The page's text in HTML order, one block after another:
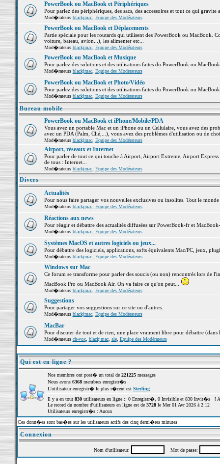
PowerBook ou MacBook et Périphériques
Pour parlez des périphériques, des sacs, des accessoires et tout ce qui
Mod�rateurs blackjmac, Equipe des Modérateurs
PowerBook ou MacBook et Déplacements
Partie spéciale pour les routards qui utilisent des PowerBook ou MacBook.
voiture, bateau, avion...), les alimenter etc...
Mod�rateurs blackjmac, Equipe des Modérateurs
PowerBook ou MacBook et Musique
Pour parlez des solutions et des utilisations faites du PowerBook ou
Mod�rateurs blackjmac, Equipe des Modérateurs
PowerBook ou MacBook et Photo/Vidéo
Pour parlez des solutions et des utilisations faites du PowerBook ou
Mod�rateurs blackjmac, Equipe des Modérateurs
Bureau mobile
PowerBook ou MacBook et iPhone/Mobile/PDA
Vous avez un portable Mac et un iPhone ou un Cellulaire, vous avez des
avec un PDA (Palm, Clié,...), vous avez des problèmes d'utilisation ou de
Mod�rateurs blackjmac, Equipe des Modérateurs
Airport, réseaux et Internet
Pour parler de tout ce qui touche à Airport, Airport Extreme, Airport
de tous : Internet...
Mod�rateurs blackjmac, Equipe des Modérateurs
Divers
Actualités
Pour nous faire partager vos nouvelles exclusives ou insolites. Tout le
Mod�rateurs blackjmac, Equipe des Modérateurs
Réactions aux news
Pour réagir et débattre des actualités diffusées sur PowerBook-fr et
Mod�rateurs blackjmac, Equipe des Modérateurs
Systèmes MacOS et autres logiciels ou jeux...
Pour débattre des logiciels, applications, softs équivalents Mac/PC, jeux,
Mod�rateurs blackjmac, Equipe des Modérateurs
Windows sur Mac
Ce forum se transforme pour parler des soucis (ou non) rencontrés lors de
MacBook Pro ou MacBook Air. On va faire ce qu'on peut...
Mod�rateurs blackjmac, Equipe des Modérateurs
Suggestions
Pour partager vos suggestions sur ce site ou d'autres.
Mod�rateurs blackjmac, Equipe des Modérateurs
MacBar
Pour discuter de tout et de rien, une place vraiment libre pour débattre (dans
Mod�rateurs ch-vox, blackjmac, ale, Equipe des Modérateurs
Qui est en ligne ?
Nos membres ont post� un total de 221225messages
Nous avons 6368membres enregistr�s
L'utilisateur enregistr� le plus r�cent est Sterling
Il y a en tout 830utilisateurs en ligne :: 0 Enregistr�, 0 Invisible et 830 Invit�s [
Le record du nombre d'utilisateurs en ligne est de 3728le Mer 01 Avr 2026 à 2:12
Utilisateurs enregistr�s : Aucun
Ces donn�es sont bas�es sur les utilisateurs actifs des cinq derni�res minutes
Connexion
Nom d'utilisateur: Mot de passe: